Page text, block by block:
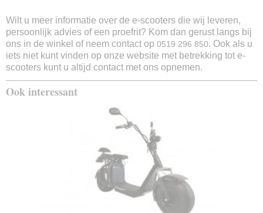
Alarm
Ja
Stuurslot
Ja
Wilt u meer informatie over de e-scooters die wij leveren,
persoonlijk advies of een proefrit? Kom dan gerust langs bij
ons in de winkel of neem contact op 0519 296 850. Ook als u
iets niet kunt vinden op onze website met betrekking tot e-
scooters kunt u altijd contact met ons opnemen.
Ook interessant